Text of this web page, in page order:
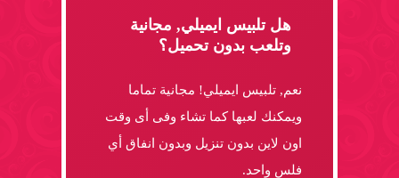
هل تلبيس ايميلي, مجانية
وتلعب بدون تحميل؟
نعم, تلبيس ايميلي! مجانية تماما
ويمكنك لعبها كما تشاء وفى أى وقت
اون لاين بدون تنزيل وبدون انفاق أي
فلس واحد.